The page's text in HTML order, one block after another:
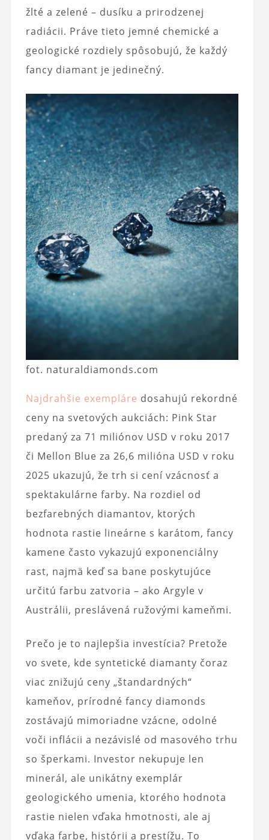
žlté a zelené – dusíku a prirodzenej
radiácii. Práve tieto jemné chemické a
geologické rozdiely spôsobujú, že každý
fancy diamant je jedinečný.
fot. naturaldiamonds.com
Najdrahšie exempláre dosahujú rekordné
ceny na svetových aukciách: Pink Star
predaný za 71 miliónov USD v roku 2017
či Mellon Blue za 26,6 milióna USD v roku
2025 ukazujú, že trh si cení vzácnosť a
spektakulárne farby. Na rozdiel od
bezfarebných diamantov, ktorých
hodnota rastie lineárne s karátom, fancy
kamene často vykazujú exponenciálny
rast, najmä keď sa bane poskytujúce
určitú farbu zatvoria – ako Argyle v
Austrálii, preslávená ružovými kameňmi.
Prečo je to najlepšia investícia? Pretože
vo svete, kde syntetické diamanty čoraz
viac znižujú ceny „štandardných“
kameňov, prírodné fancy diamonds
zostávajú mimoriadne vzácne, odolné
voči inflácii a nezávislé od masového trhu
so šperkami. Investor nekupuje len
minerál, ale unikátny exemplár
geologického umenia, ktorého hodnota
rastie nielen vďaka hmotnosti, ale aj
vďaka farbe, histórii a prestížu. To